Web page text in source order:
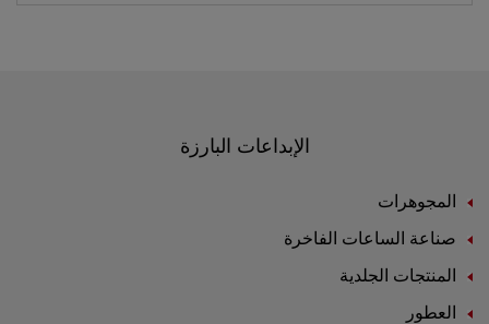
الإبداعات البارزة
المجوهرات
صناعة الساعات الفاخرة
المنتجات الجلدية
العطور